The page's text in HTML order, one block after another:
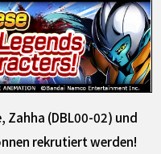
(DBL00-02) und
rekrutiert werden!